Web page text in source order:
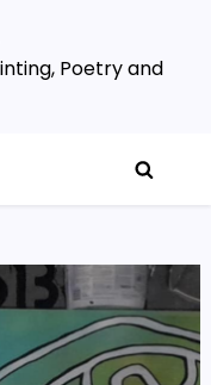
Poetry and